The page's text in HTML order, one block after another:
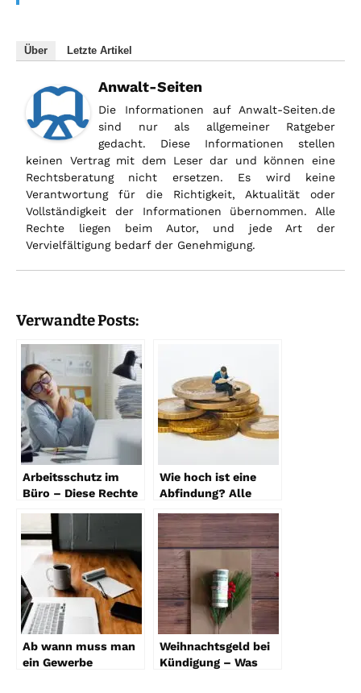
Über Letzte Artikel
Anwalt-Seiten
Die Informationen auf Anwalt-Seiten.de
sind nur als allgemeiner Ratgeber
gedacht. Diese Informationen stellen
keinen Vertrag mit dem Leser dar und können eine
Rechtsberatung nicht ersetzen. Es wird keine
Verantwortung für die Richtigkeit, Aktualität oder
Vollständigkeit der Informationen übernommen. Alle
Rechte liegen beim Autor, und jede Art der
Vervielfältigung bedarf der Genehmigung.
Verwandte Posts:
Arbeitsschutz im
Büro – Diese Rechte
Wie hoch ist eine
Abfindung? Alle
Ab wann muss man
ein Gewerbe
Weihnachtsgeld bei
Kündigung – Was